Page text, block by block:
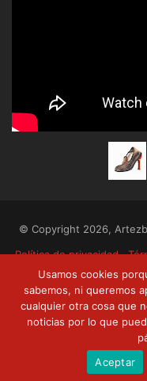
© Copyright 2026,
Política de privacidad
Usamos cookies
sabemos, ni queremos
cualquier otra cosa que
noticias por lo que
Aceptar